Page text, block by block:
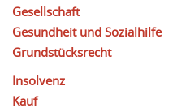
Gesellschaft
Gesundheit und Sozialhilfe
Grundstücksrecht
Insolvenz
Kauf